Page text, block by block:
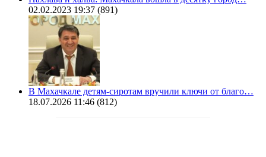
02.02.2023 19:37 (891)
В Махачкале детям-сиротам вручили ключи от благо…
18.07.2026 11:46 (812)